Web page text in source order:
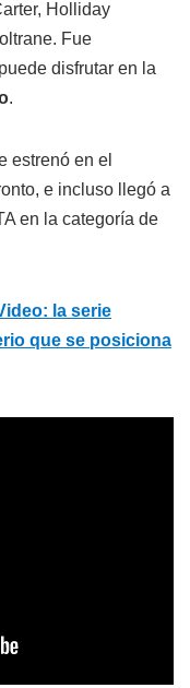
Holliday
Fue
disfrutar en la
.
estrenó en el
e incluso llegó a
en la categoría de
la serie
que se posiciona